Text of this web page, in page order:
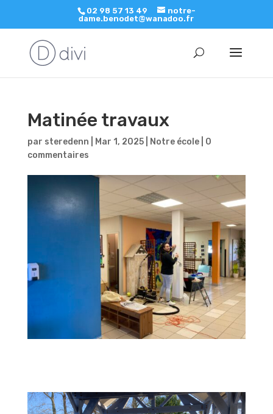
02 98 57 13 49
notre-
dame.benodet@wanadoo.fr
Matinée travaux
par steredenn Mar 1, 2025| Notre école| 0
commentaires